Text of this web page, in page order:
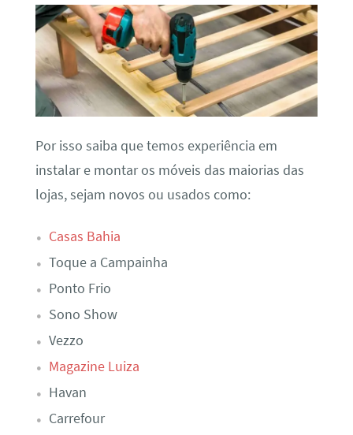
Por isso saiba que temos experiência em
instalar e montar os móveis das maiorias das
lojas, sejam novos ou usados como:
Casas Bahia
Toque a Campainha
Ponto Frio
Sono Show
Vezzo
Magazine Luiza
Havan
Carrefour